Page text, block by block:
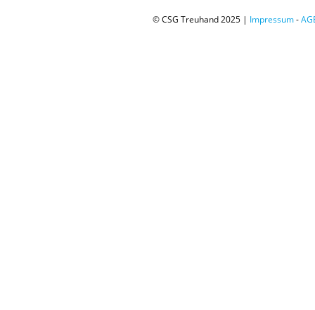
© CSG Treuhand 2025 | Impressum-